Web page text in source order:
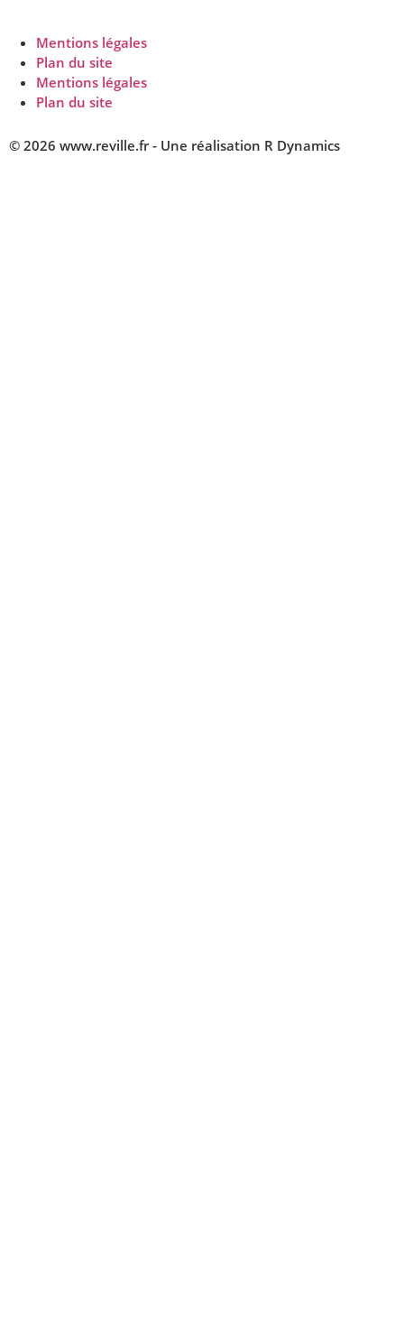
Mentions légales
Plan du site
Mentions légales
Plan du site
© 2026 www.reville.fr - Une réalisation R Dynamics